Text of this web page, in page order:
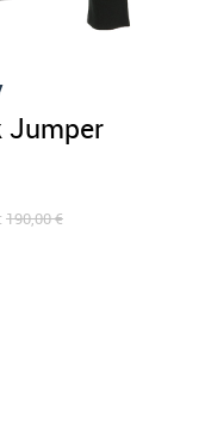
Jumper
190,00 €